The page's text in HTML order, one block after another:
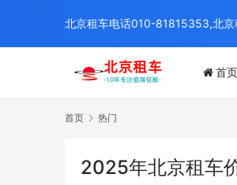
首页
首页 热门
2025年北京租车
北京租车电话010-81815353,北京